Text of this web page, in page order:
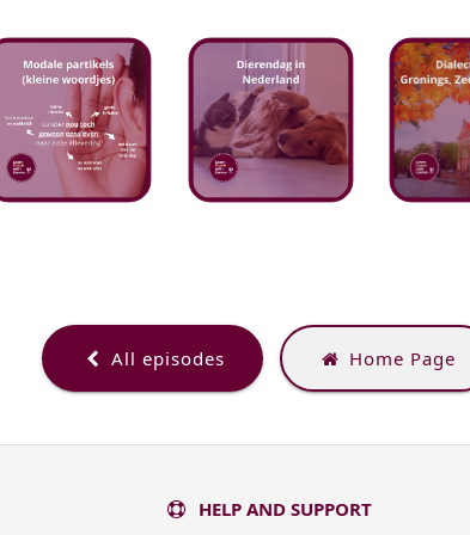
All episodes Home Page
HELP AND SUPPORT